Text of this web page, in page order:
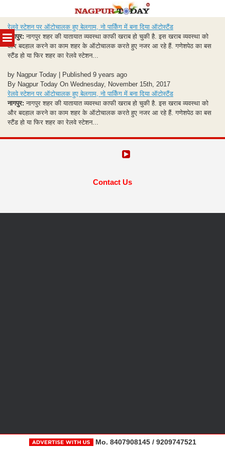
MENU
to
content
रेलवे स्टेशन पर ऑटोचालक हुए बेलगाम, नो पार्किंग में बना दिया ऑटोस्टैंड
नागपुर: नागपुर शहर की यातायात व्यवस्था काफी खराब हो चुकी है. इस खराब व्यवस्था को
और बदहाल करने का काम शहर के ऑटोचालक करते हुए नजर आ रहे हैं. गणेशपेठ का बस
स्टैंड हो या फिर शहर का रेलवे स्टेशन...
by Nagpur Today | Published 9 years ago
By Nagpur Today On Wednesday, November 15th, 2017
रेलवे स्टेशन पर ऑटोचालक हुए बेलगाम, नो पार्किंग में बना दिया ऑटोस्टैंड
नागपुर: नागपुर शहर की यातायात व्यवस्था काफी खराब हो चुकी है. इस खराब व्यवस्था को
और बदहाल करने का काम शहर के ऑटोचालक करते हुए नजर आ रहे हैं. गणेशपेठ का बस
स्टैंड हो या फिर शहर का रेलवे स्टेशन...
Contact Us
Mo. 8407908145 / 9209747521